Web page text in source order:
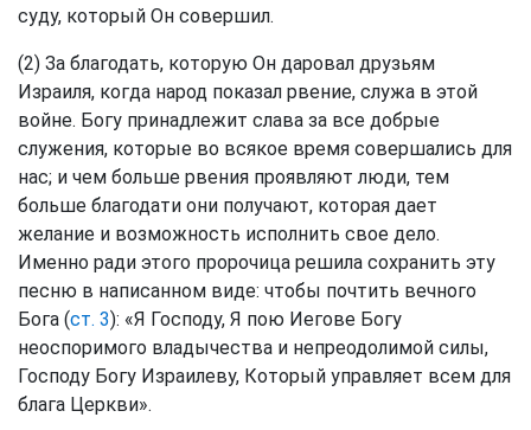
суду, который Он совершил.
(2) За благодать, которую Он даровал друзьям
Израиля, когда народ показал рвение, служа в этой
войне. Богу принадлежит слава за все добрые
служения, которые во всякое время совершались для
нас; и чем больше рвения проявляют люди, тем
больше благодати они получают, которая дает
желание и возможность исполнить свое дело.
Именно ради этого пророчица решила сохранить эту
песню в написанном виде: чтобы почтить вечного
Бога (ст. 3): «Я Господу, Я пою Иегове Богу
неоспоримого владычества и непреодолимой силы,
Господу Богу Израилеву, Который управляет всем для
блага Церкви».